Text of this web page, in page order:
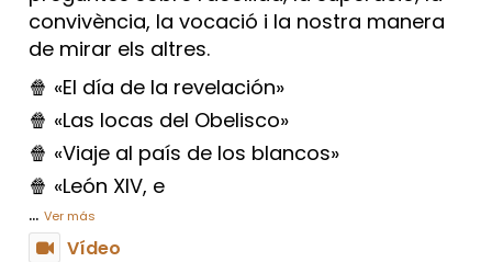
convivència, la vocació i la nostra manera
de mirar els altres.
🍿 «El día de la revelación»
🍿 «Las locas del Obelisco»
🍿 «Viaje al país de los blancos»
🍿 «León XIV, e
... Ver más
Vídeo